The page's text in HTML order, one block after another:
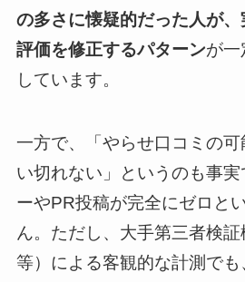
の多さに懐疑的だった人が
評価を修正するパターンが一
しています。
一方で、「やらせ口コミの
い切れない」というのも事
ーやPR投稿が完全にゼロと
ん。ただし、大手第三者検
等）による客観的な計測で